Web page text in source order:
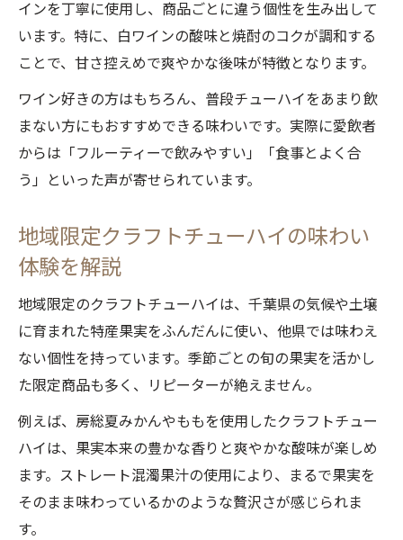
白ワイン好きが注目すべきクラフトチュー
ハイの理由
クラフトチューハイで楽しむ白ワインの新
しい魅力
千葉県発クラフトチューハイの独自の味わ
い体験
白ワインとクラフトチューハイの融合ポイ
クラフトチューハイの選び方で広がる白ワ
イン体験
千葉で味わうクラフトチューハイの奥深さとは
千葉の特産素材で作るクラフトチューハイ
の奥深さ
クラフトチューハイを通して知る千葉の味
わい文化
白ワイン香るクラフトチューハイの上質な
余韻
ご当地クラフトチューハイの楽しみ方を徹
インを丁寧に使用し、商品ごとに違う個性を生み出して
います。特に、白ワインの酸味と焼酎のコクが調和する
ことで、甘さ控えめで爽やかな後味が特徴となります。
ワイン好きの方はもちろん、普段チューハイをあまり飲
まない方にもおすすめできる味わいです。実際に愛飲者
からは「フルーティーで飲みやすい」「食事とよく合
う」といった声が寄せられています。
地域限定クラフトチューハイの味わい
体験を解説
地域限定のクラフトチューハイは、千葉県の気候や土壌
に育まれた特産果実をふんだんに使い、他県では味わえ
ない個性を持っています。季節ごとの旬の果実を活かし
た限定商品も多く、リピーターが絶えません。
例えば、房総夏みかんやももを使用したクラフトチュー
ハイは、果実本来の豊かな香りと爽やかな酸味が楽しめ
ます。ストレート混濁果汁の使用により、まるで果実を
そのまま味わっているかのような贅沢さが感じられま
す。